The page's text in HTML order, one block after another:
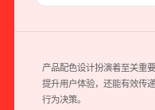
外贸独立站
产品配色设计扮演着至关重
提升用户体验，还能有效传
行为决策。